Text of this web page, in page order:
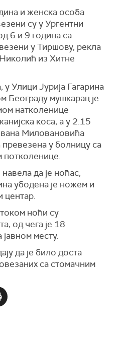
и женска особа
су у Ургентни
6 и 9 година са
у Тиршову, рекла
из Хитне
Улици Јурија Гагарина
Београду мушкарац је
натколенице
коса, а у 2.15
Миловановића
превезена у болницу са
да је ноћас,
убодена је ножем и
центар.
ноћи су
од чега је 18
месту.
да је било доста
са стомачним